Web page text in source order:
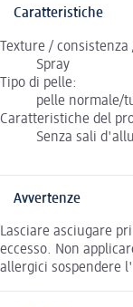
Caratteristiche
Texture /
Spray
Tipo di pelle:
pelle normale/
Caratteristiche del
Senza sali
Avvertenze
Lasciare asciugare
eccesso. Non
allergici sospendere